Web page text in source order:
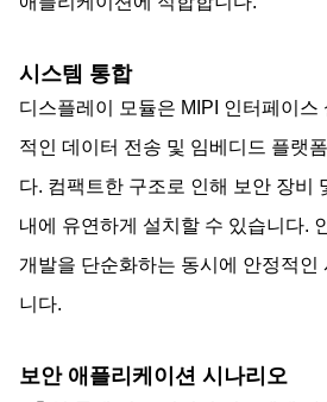
시스템 통합
디스플레이 모듈은 MIPI 인터페이스
적인 데이터 전송 및 임베디드 플랫
다. 컴팩트한 구조로 인해 보안 장비
내에 유연하게 설치할 수 있습니다.
개발을 단순화하는 동시에 안정적인
니다.
보안 애플리케이션 시나리오